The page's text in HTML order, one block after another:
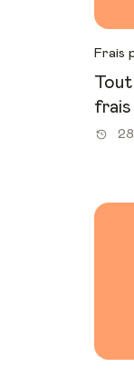
Frais
frais